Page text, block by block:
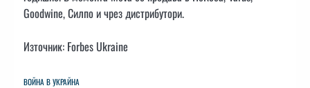
Goodwine, Силпо и чрез дистрибутори.
Източник: Forbes Ukraine
ВОЙНА В УКРАЙНА